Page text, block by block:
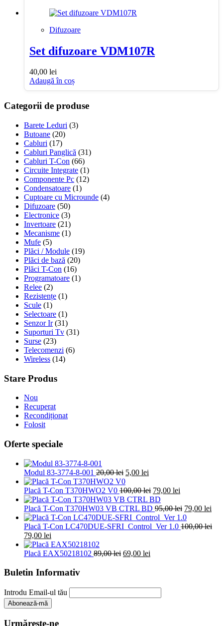
Difuzoare
Set difuzoare VDM107R
40,00 lei
Adaugă în coș
Categorii de produse
Barete Leduri (3)
Butoane (20)
Cabluri (17)
Cabluri Panglică (31)
Cabluri T-Con (66)
Circuite Integrate (1)
Componente Pc (12)
Condensatoare (1)
Cuptoare cu Microunde (4)
Difuzoare (50)
Electronice (3)
Invertoare (21)
Mecanisme (1)
Mufe (5)
Plăci / Module (19)
Plăci de bază (20)
Plăci T-Con (16)
Programatoare (1)
Relee (2)
Rezistențe (1)
Scule (1)
Selectoare (1)
Senzor Ir (31)
Suporturi Tv (31)
Surse (23)
Telecomenzi (6)
Wireless (14)
Stare Produs
Nou
Recuperat
Recondiționat
Folosit
Oferte speciale
Modul 83-3774-8-001 20,00lei Prețul
inițial
a
fost:
20,00 lei.
5,00 lei
este:
5,00 lei.
Placă T-Con T370HWO2 V0 100,00lei Prețul
inițial
a
fost:
100,00 lei.
79,00 lei
este:
79,00 lei.
Placă T-Con T370HW03 VB CTRL BD 95,00lei Prețul
inițial
a
79,00 lei
Placă T-Con LC470DUE-SFRI_Control_Ver 1.0 100,00lei
Prețul
inițial
a
100,00 lei.
79,00 lei
curent
este:
Placă EAX50218102 89,00lei Prețul
89,00 lei.
69,00 lei
Buletin Informativ
Introdu Email-ul tău
Urmărește-ne